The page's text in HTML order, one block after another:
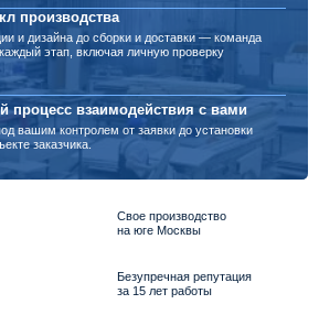
производства
и дизайна до сборки и доставки — команда
этап, включая личную проверку
процесс взаимодействия с вами
вашим контролем от заявки до установки
заказчика.
Свое производство
на юге Москвы
Безупречная репутация
за 15 лет работы